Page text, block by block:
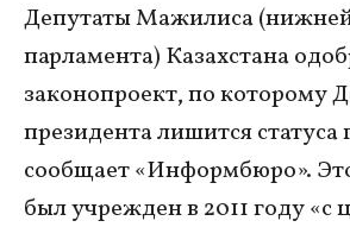
Депутаты Мажилиса
парламента) Казахстана
законопроект, по которому
президента лишится статуса
сообщает «Информбюро».
был учрежден в 2011 году «с